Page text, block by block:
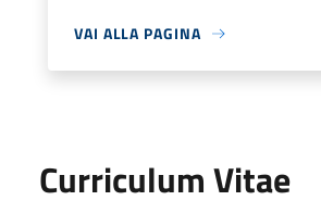
VAI ALLA PAGINA
Curriculum Vitae